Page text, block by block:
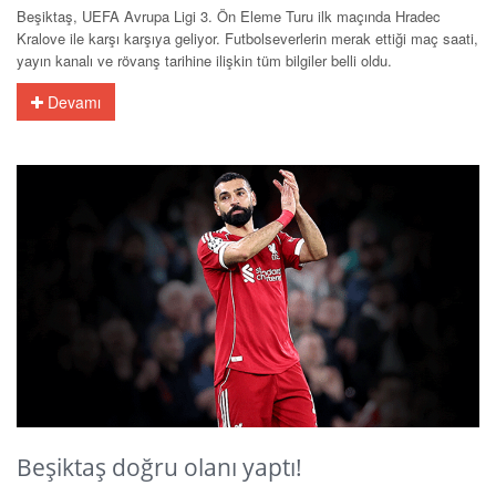
Beşiktaş, UEFA Avrupa Ligi 3. Ön Eleme Turu ilk maçında Hradec
Kralove ile karşı karşıya geliyor. Futbolseverlerin merak ettiği maç saati,
yayın kanalı ve rövanş tarihine ilişkin tüm bilgiler belli oldu.
Devamı
Beşiktaş doğru olanı yaptı!